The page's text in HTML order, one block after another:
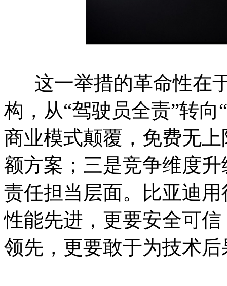
这一举措的革命性在
构，从“驾驶员全责”转
商业模式颠覆，免费无
额方案；三是竞争维度
责任担当层面。比亚迪
性能先进，更要安全可
领先，更要敢于为技术